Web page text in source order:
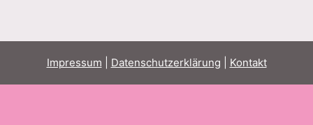
Impressum Datenschutzerklärung Kontakt